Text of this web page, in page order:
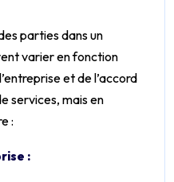
parties dans un
varier en fonction
et de l’accord
services, mais en
:
: